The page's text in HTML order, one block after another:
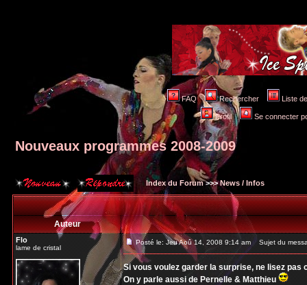
FAQ Rechercher Liste
Profil Se connecter
Nouveaux programmes 2008-2009
Index du Forum>>>News / Infos
Auteur
Flo
lame de cristal
Posté le: Jeu Aoû 14, 2008 9:14 am Sujet du
Si vous voulez garder la surprise, ne lisez pas
On y parle aussi de Pernelle & Matthieu